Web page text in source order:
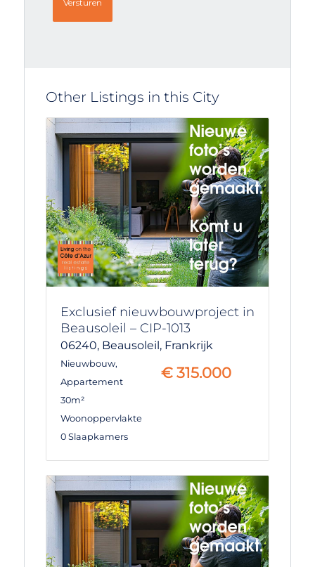
Other Listings in this City
Exclusief nieuwbouwproject in
Beausoleil – CIP-1013
06240, Beausoleil, Frankrijk
Nieuwbouw,
Appartement
30m²
Woonoppervlakte
0 Slaapkamers
€ 315.000